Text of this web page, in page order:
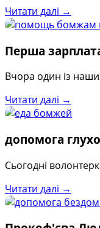
Читати далі →
Перша
Вчора один із
Читати далі →
допомога
Сьогодні
Читати далі →